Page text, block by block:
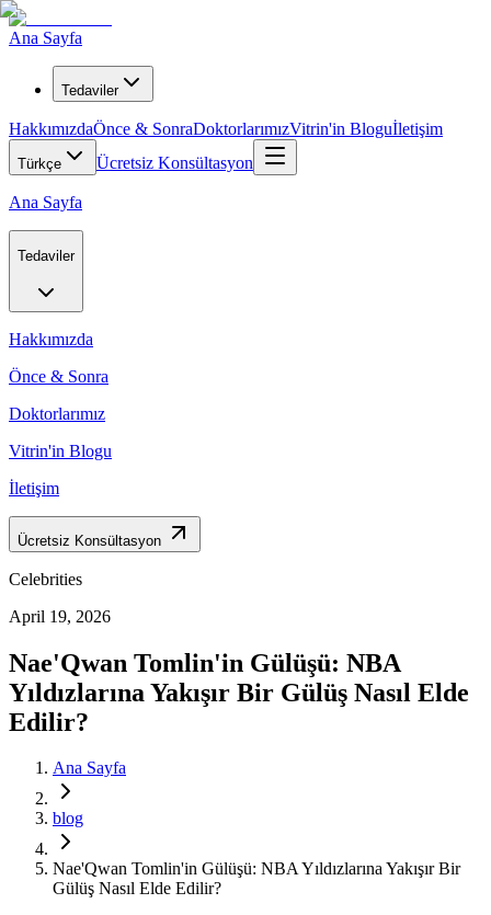
Ana Sayfa
Tedaviler
HakkımızdaÖnce & SonraDoktorlarımızVitrin'in Bloguİletişim
Türkçe Ücretsiz Konsültasyon
Ana Sayfa
Tedaviler
Hakkımızda
Önce & Sonra
Doktorlarımız
Vitrin'in Blogu
İletişim
Ücretsiz Konsültasyon
Celebrities
April 19, 2026
Nae'Qwan Tomlin'in Gülüşü: NBA
Yıldızlarına Yakışır Bir Gülüş Nasıl Elde
Edilir?
Ana Sayfa
blog
Nae'Qwan Tomlin'in Gülüşü: NBA Yıldızlarına Yakışır Bir
Gülüş Nasıl Elde Edilir?